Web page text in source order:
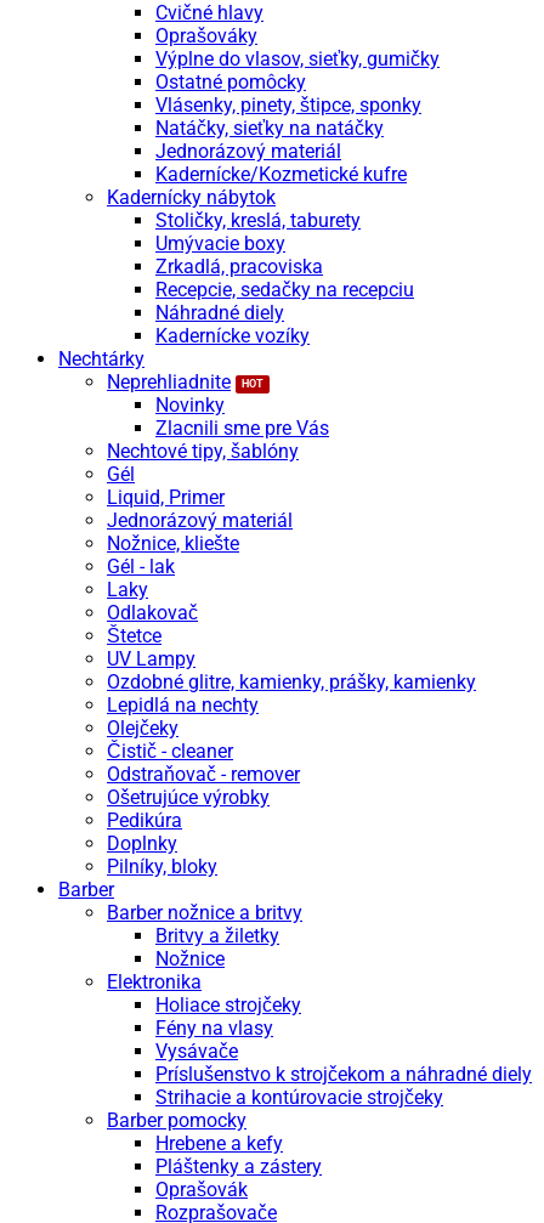
Cvičné hlavy
Oprašováky
Výplne do vlasov, sieťky, gumičky
Ostatné pomôcky
Vlásenky, pinety, štipce, sponky
Natáčky, sieťky na natáčky
Jednorázový materiál
Kadernícke/Kozmetické kufre
Kadernícky nábytok
Stoličky, kreslá, taburety
Umývacie boxy
Zrkadlá, pracoviska
Recepcie, sedačky na recepciu
Náhradné diely
Kadernícke vozíky
Nechtárky
Neprehliadnite
Novinky
Zlacnili sme pre Vás
Nechtové tipy, šablóny
Gél
Liquid, Primer
Jednorázový materiál
Nožnice, kliešte
Gél - lak
Laky
Odlakovač
Štetce
UV Lampy
Ozdobné glitre, kamienky, prášky, kamienky
Lepidlá na nechty
Olejčeky
Čistič - cleaner
Odstraňovač - remover
Ošetrujúce výrobky
Pedikúra
Doplnky
Pilníky, bloky
Barber
Barber nožnice a britvy
Britvy a žiletky
Nožnice
Elektronika
Holiace strojčeky
Fény na vlasy
Vysávače
Príslušenstvo k strojčekom a náhradné diely
Strihacie a kontúrovacie strojčeky
Barber pomocky
Hrebene a kefy
Pláštenky a zástery
Oprašovák
Rozprašovače